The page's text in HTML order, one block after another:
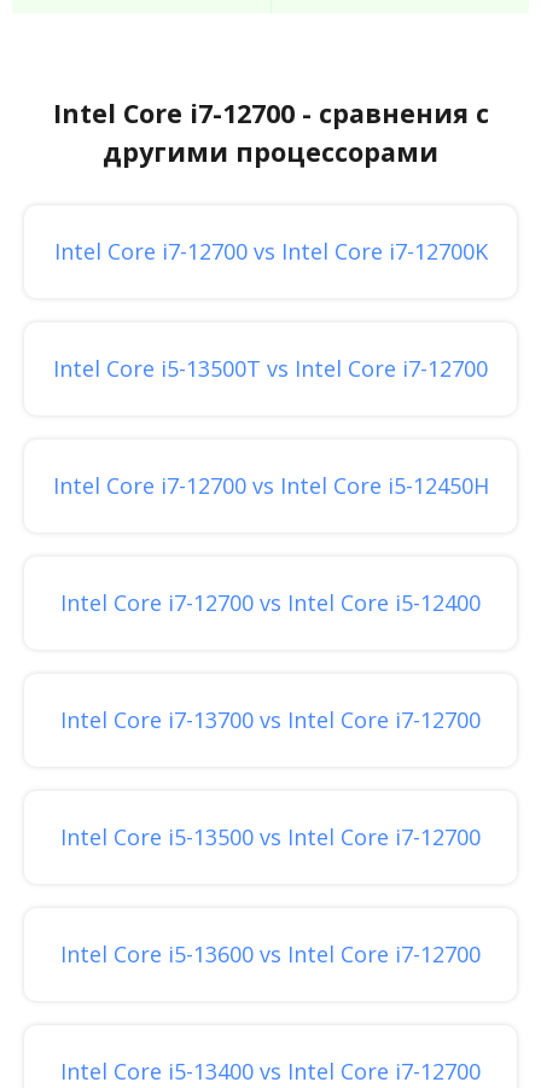
Intel Core i7-12700 - сравнения с
другими процессорами
Intel Core i7-12700 vs Intel Core i7-12700K
Intel Core i5-13500T vs Intel Core i7-12700
Intel Core i7-12700 vs Intel Core i5-12450H
Intel Core i7-12700 vs Intel Core i5-12400
Intel Core i7-13700 vs Intel Core i7-12700
Intel Core i5-13500 vs Intel Core i7-12700
Intel Core i5-13600 vs Intel Core i7-12700
Intel Core i5-13400 vs Intel Core i7-12700